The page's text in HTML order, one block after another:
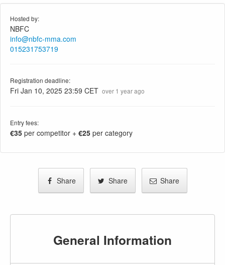
Hosted by:
NBFC
info@nbfc-mma.com
015231753719
Registration deadline:
Fri Jan 10, 2025 23:59 CET over 1 year ago
Entry fees:
€35 per competitor + €25 per category
Share Share Share
General Information